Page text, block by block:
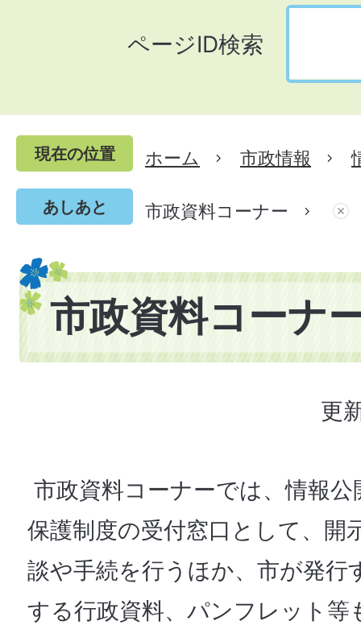
ページID検索
現在の位置 ホーム 市政情報
あしあと 市政資料コーナー
市政資料コーナ
更
市政資料コーナーでは、情報
保護制度の受付窓口として、開
談や手続を行うほか、市が発行
する行政資料、パンフレット等